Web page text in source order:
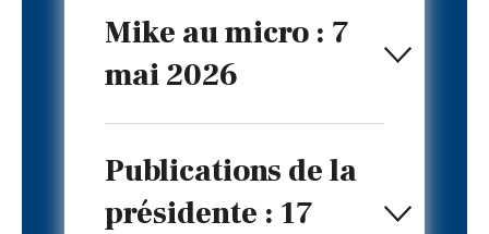
Mike au micro : 7
mai 2026
Publications de la
présidente : 17